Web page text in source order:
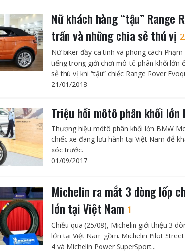
Nữ khách hàng “tậu” Range
trần và những chia sẻ thú vị 2
Nữ biker đầy cá tính và phong cách
tiếng trong giới chơi mô-tô phân khối lớn
sẻ thú vị khi “tậu” chiếc Range Rover
21/01/2018
Triệu hồi môtô phân khối lớn
Thương hiệu môtô phân khối lớn BMW
chiếc xe đang lưu hành tại Việt Nam để
xóc trước.
01/09/2017
Michelin ra mắt 3 dòng lốp
lớn tại Việt Nam 1
Chiều qua (25/08), Michelin giới thiệu 3
lớn tại Việt Nam gồm: Michelin Pilot
4 và Michelin Power SuperSport...